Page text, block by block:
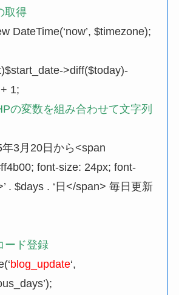
取得
DateTime(‘now’,$timezone);
)$start_date->diff($today)-
1;
の変数を組み合わせて文字列
年3月20日から<span
font-size: 24px; font-
. $days . ‘日</span> 毎日更新
ード登録
(‘blog_update‘,
);